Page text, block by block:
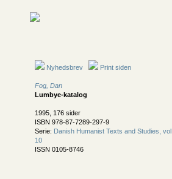
Nyhedsbrev Print siden
Fog, Dan
Lumbye-katalog
1995, 176 sider
ISBN 978-87-7289-297-9
Serie: Danish Humanist Texts and Studies, vol.
10
ISSN 0105-8746